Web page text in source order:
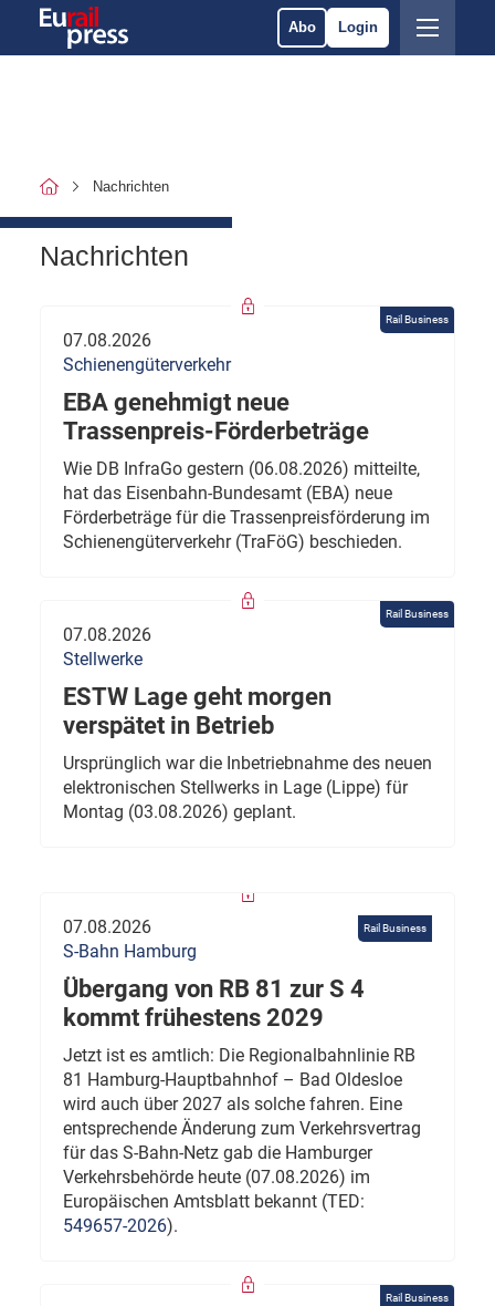
Abo Login
Nachrichten
Nachrichten
Rail Business
07.08.2026
Schienengüterverkehr
EBA genehmigt neue
Trassenpreis-Förderbeträge
Wie DB InfraGo gestern (06.08.2026) mitteilte,
hat das Eisenbahn-Bundesamt (EBA) neue
Förderbeträge für die Trassenpreisförderung im
Schienengüterverkehr (TraFöG) beschieden.
Rail Business
07.08.2026
Stellwerke
ESTW Lage geht morgen
verspätet in Betrieb
Ursprünglich war die Inbetriebnahme des neuen
elektronischen Stellwerks in Lage (Lippe) für
Montag (03.08.2026) geplant.
Rail Business
07.08.2026
S-Bahn Hamburg
Übergang von RB 81 zur S 4
kommt frühestens 2029
Jetzt ist es amtlich: Die Regionalbahnlinie RB
81 Hamburg-Hauptbahnhof – Bad Oldesloe
wird auch über 2027 als solche fahren. Eine
entsprechende Änderung zum Verkehrsvertrag
für das S-Bahn-Netz gab die Hamburger
Verkehrsbehörde heute (07.08.2026) im
Europäischen Amtsblatt bekannt (TED:
549657-2026).
Rail Business